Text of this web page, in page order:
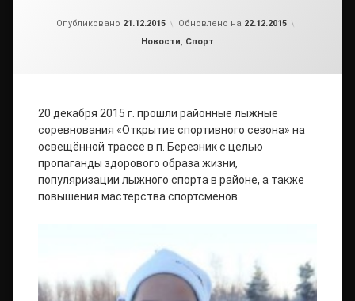
Опубликовано 21.12.2015 Обновлено на 22.12.2015
Рубрики:
Новости, Спорт
20 декабря 2015 г. прошли районные лыжные
соревнования «Открытие спортивного сезона» на
освещённой трассе в п. Березник с целью
пропаганды здорового образа жизни,
популяризации лыжного спорта в районе, а также
повышения мастерства спортсменов.